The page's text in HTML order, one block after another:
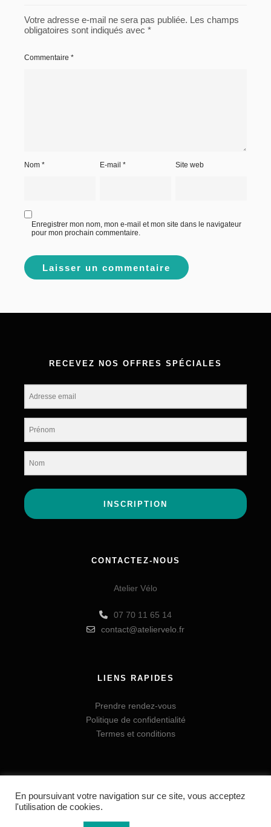
Votre adresse e-mail ne sera pas publiée. Les champs
obligatoires sont indiqués avec *
Commentaire *
Nom * E-mail* Site web
Enregistrer mon nom, mon e-mail et mon site dans le navigateur
pour mon prochain commentaire.
RECEVEZ NOS OFFRES SPÉCIALES
INSCRIPTION
CONTACTEZ-NOUS
Atelier Vélo
07 70 11 65 14
contact@ateliervelo.fr
LIENS RAPIDES
Prendre rendez-vous
Politique de confidentialité
Termes et conditions
En poursuivant votre navigation sur ce site, vous acceptez
l'utilisation de cookies.